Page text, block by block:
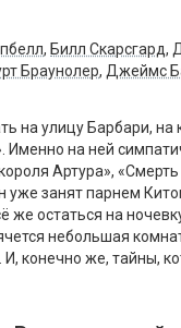
, Билл Скарсгард,
Браунолер, Джеймс
на улицу Барбари,
Именно на ней
Артура»,
уже занят парнем
же остаться на
небольшая
И, конечно же, тайны,